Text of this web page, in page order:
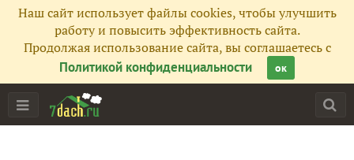
Наш сайт использует файлы cookies, чтобы улучшить
работу и повысить эффективность сайта.
Продолжая использование сайта, вы соглашаетесь с
Политикой конфиденциальности
ок